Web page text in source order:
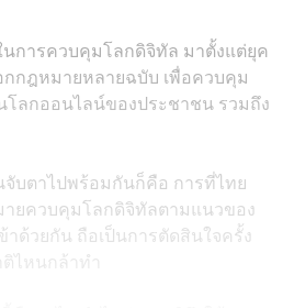
นการควบคุมโลกดิจิทัล มาตั้งแต่ยุค
กฎหมายหลายฉบับ เพื่อควบคุม
โลกออนไลน์ของประชาชน รวมถึง
บตาไปพร้อมกันก็คือ การที่ไทย
ายควบคุมโลกดิจิทัลตามแนวของ
าด้วยกัน ถือเป็นการตัดสินใจครั้ง
ไหนกล้าทำ